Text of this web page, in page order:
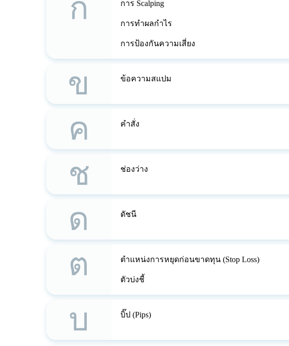
ก การ Scalping
การทำผลกำไร
การป้องกันความเสี่ยง
ข ข้อความสแปม
ค คำสั่ง
ช ช่องว่าง
ด ดัชนี
ต ตำแหน่งการหยุดก่อนขาดทุน (Stop Loss)
ตัวบ่งชี้
บ บิ๊ป (Pips)